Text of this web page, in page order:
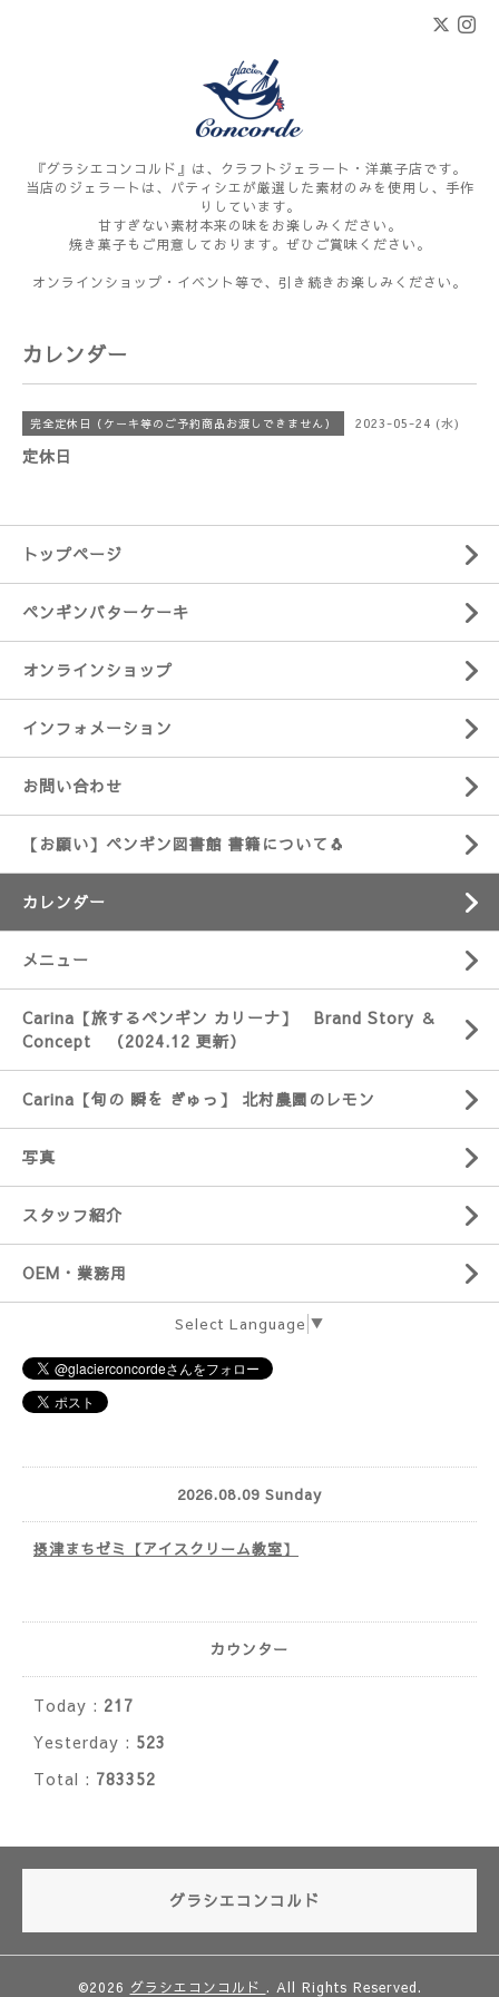
『グラシエコンコルド』は、クラフトジェラート・洋菓子店です。
当店のジェラートは、パティシエが厳選した素材のみを使用し、手作
りしています。
甘すぎない素材本来の味をお楽しみください。
焼き菓子もご用意しております。ぜひご賞味ください。
オンラインショップ・イベント等で、引き続きお楽しみください。
カレンダー
完全定休日（ケーキ等のご予約商品お渡しできません） 2023-05-24 (水)
定休日
トップページ
ペンギンバターケーキ
オンラインショップ
インフォメーション
お問い合わせ
【お願い】ペンギン図書館 書籍について🐧
カレンダー
メニュー
Carina【旅するペンギン カリーナ】 Brand Story ＆
Concept （2024.12 更新）
Carina【旬の 瞬を ぎゅっ】 北村農園のレモン
写真
スタッフ紹介
OEM・業務用
Select Language ▼
2026.08.09 Sunday
摂津まちゼミ【アイスクリーム教室】
カウンター
Today : 217
Yesterday : 523
Total : 783352
グラシエコンコルド
©2026 グラシエコンコルド . All Rights Reserved.